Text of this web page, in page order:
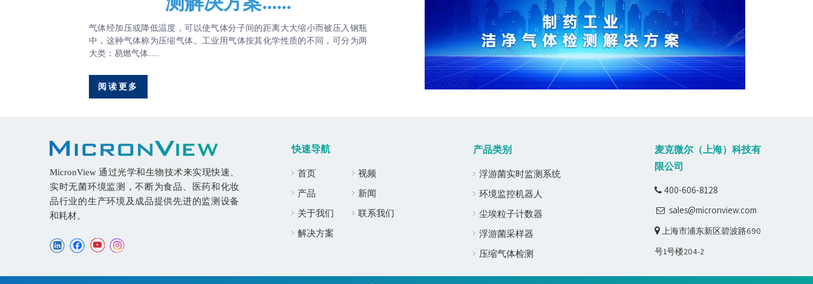
气体经加压或降低温度，可以使气体分子间的距离大大缩小而被压入钢瓶
中，这种气体称为压缩气体。工业用气体按其化学性质的不同，可分为两
大类：易燃气体......
阅读更多
MicronView 通过光学和生物技术来实现快速、
实时无菌环境监测，不断为食品、医药和化妆
品行业的生产环境及成品提供先进的监测设备
和耗材。
快速导航
首页
产品
关于我们
解决方案
视频
新闻
联系我们
产品类别
浮游菌实时监测系统
环境监控机器人
尘埃粒子计数器
浮游菌采样器
压缩气体检测
麦克微尔（上海）科技有
限公司
 400-606-8128
 sales@micronview.com
上海市浦东新区碧波路690
号1号楼204-2